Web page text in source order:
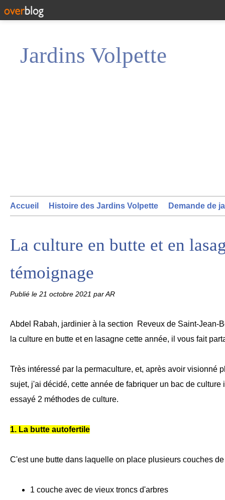
Jardins Volpette
Accueil Histoire des Jardins Volpette Demande de
La culture en butte et en
témoignage
Publié le 21 octobre 2021 par AR
Abdel Rabah, jardinier à la section Reveux de Saint-Jean-
la culture en butte et en lasagne cette année, il vous fait
Très intéressé par la permaculture, et, après avoir visionné
sujet, j'ai décidé, cette année de fabriquer un bac de
essayé 2 méthodes de culture.
1. La butte autofertile
C'est une butte dans laquelle on place plusieurs couches
1 couche avec de vieux troncs d'arbres